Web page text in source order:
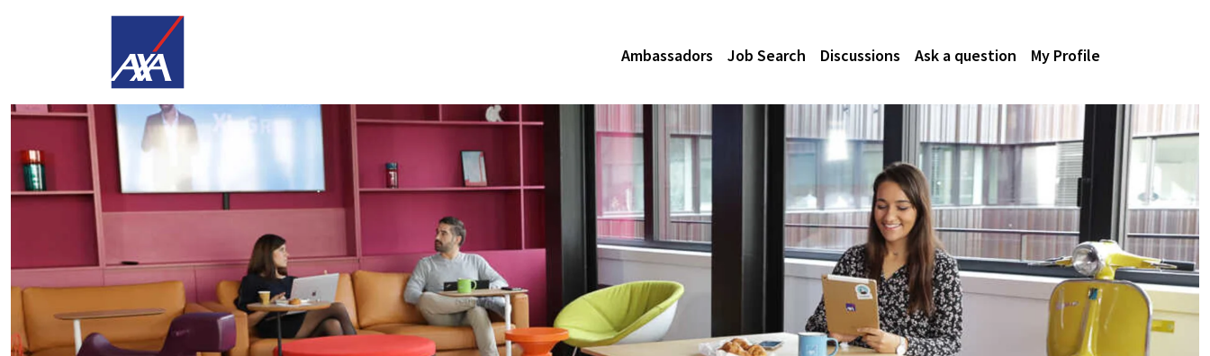
Ambassadors Job Search Discussions Ask a question My Profile